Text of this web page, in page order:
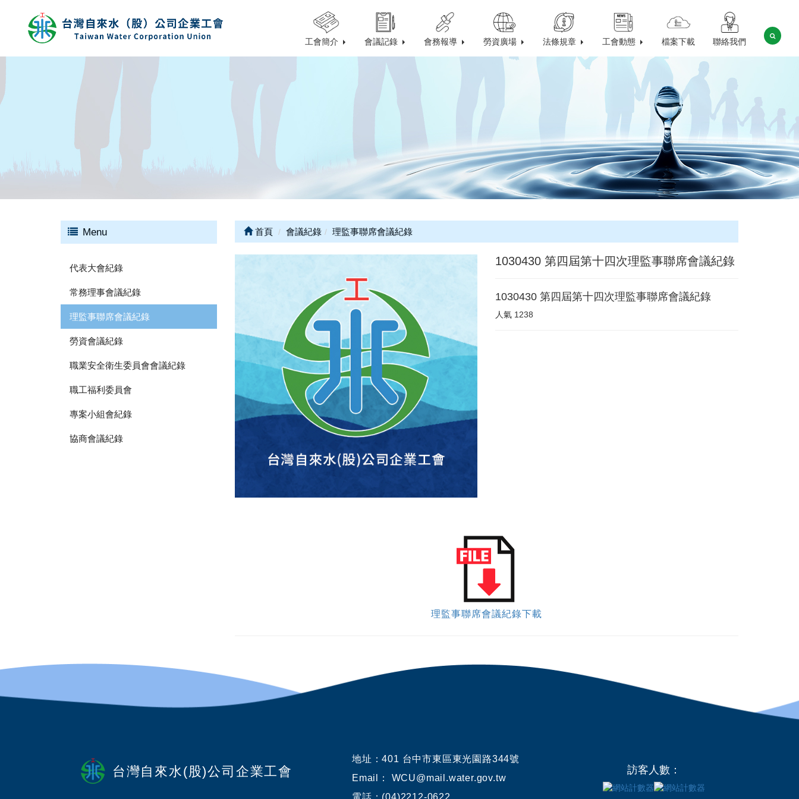
工會簡介 會議記錄 會務報導 勞資廣場 法條規章 工會動態 檔案下載 聯絡我們
Menu
代表大會紀錄
常務理事會議紀錄
理監事聯席會議紀錄
勞資會議紀錄
職業安全衛生委員會會議紀錄
職工福利委員會
專案小組會紀錄
協商會議紀錄
首頁 會議紀錄 理監事聯席會議紀錄
1030430 第四屆第十四次理監事聯席會議紀錄
1030430 第四屆第十四次理監事聯席會議紀錄
人氣 1238
理監事聯席會議紀錄下載
台灣自來水(股)公司企業工會
地址：401 台中市東區東光園路344號
Email： WCU@mail.water.gov.tw
電話：(04)2212-0622
訪客人數：